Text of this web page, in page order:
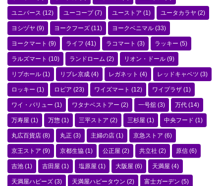
ユニバース (12) ユーコープ(7) ユーストア (1) ユータカラヤ (2)
ヨシヅヤ (9) ヨークフーズ (11) ヨークベニマル (33)
ヨークマート (9) ライフ (41) ラコマート (3) ラッキー (5)
ラルズマート (10) ランドローム (2) リオン・ドール (9)
リブホール (1) リブレ京成 (4) レガネット (4) レッドキャベツ (3)
ロッキー (1) ロピア (23) ワイズマート (12) ワイプラザ (1)
ワイ・バリュー (1) ワタナベストアー (2) 一号舘 (3) 万代 (14)
万寿屋 (1) 万惣 (1) 三平ストア (2) 三杉屋 (1) 中央フード (1)
丸広百貨店 (8) 丸正 (3) 主婦の店 (1) 京急ストア (6)
京王ストア (9) 京都生協 (1) 公正屋 (2) 共立社 (2) 原信 (6)
吉池 (1) 吉田屋 (1) 塩原屋 (1) 大阪屋 (6) 天満屋 (4)
天満屋ハピーズ (3) 天満屋ハピータウン (2) 富士ガーデン (5)